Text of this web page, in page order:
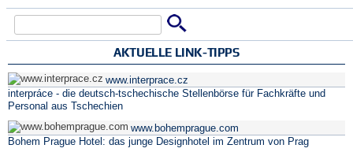
AKTUELLE LINK-TIPPS
www.interprace.cz
interpráce - die deutsch-tschechische Stellenbörse für Fachkräfte und
Personal aus Tschechien
www.bohemprague.com
Bohem Prague Hotel: das junge Designhotel im Zentrum von Prag